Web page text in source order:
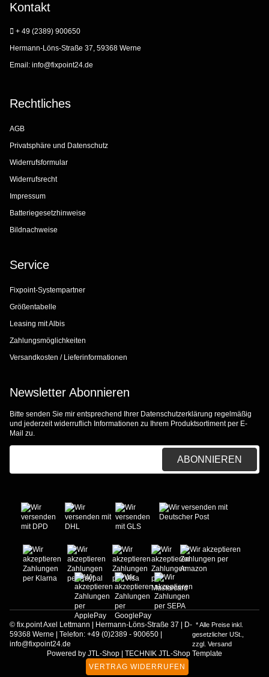
Kontakt
+ 49 (2389) 900650
Hermann-Löns-Straße 37, 59368 Werne
Email: info@fixpoint24.de
Rechtliches
AGB
Privatsphäre und Datenschutz
Widerrufsformular
Widerrufsrecht
Impressum
Batteriegesetzhinweise
Bildnachweise
Service
Fixpoint-Systempartner
Größentabelle
Leasing mit Albis
Zahlungsmöglichkeiten
Versandkosten / Lieferinformationen
Newsletter Abonnieren
Bitte senden Sie mir entsprechend Ihrer Datenschutzerklärung regelmäßig
und jederzeit widerruflich Informationen zu Ihrem Produktsortiment per E-
Mail zu.
ABONNIEREN
© fix.point Axel Lettmann | Hermann-Löns-Straße 37 | D-
59368 Werne | Telefon: +49 (0)2389 - 900650 |
info@fixpoint24.de
* Alle Preise inkl.
gesetzlicher USt.,
zzgl.Versand
Powered by JTL-Shop
TECHNIK JTL-Shop Template
VERTRAG WIDERRUFEN